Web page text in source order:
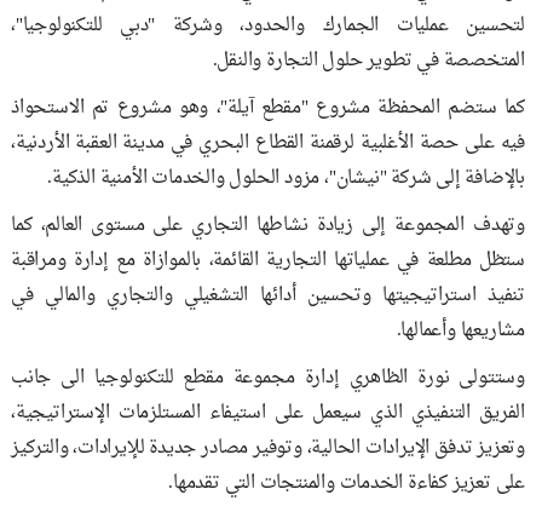
لتحسين عمليات الجمارك والحدود، وشركة "دبي للتكنولوجيا"،
المتخصصة في تطوير حلول التجارة والنقل.
كما ستضم المحفظة مشروع "مقطع آيلة"، وهو مشروع تم الاستحواذ
فيه على حصة الأغلبية لرقمنة القطاع البحري في مدينة العقبة الأردنية،
بالإضافة إلى شركة "نيشان"، مزود الحلول والخدمات الأمنية الذكية.
وتهدف المجموعة إلى زيادة نشاطها التجاري على مستوى العالم، كما
ستظل مطلعة في عملياتها التجارية القائمة، بالموازاة مع إدارة ومراقبة
تنفيذ استراتيجيتها وتحسين أدائها التشغيلي والتجاري والمالي في
مشاريعها وأعمالها.
وستتولى نورة الظاهري إدارة مجموعة مقطع للتكنولوجيا الى جانب
الفريق التنفيذي الذي سيعمل على استيفاء المستلزمات الإستراتيجية،
وتعزيز تدفق الإيرادات الحالية، وتوفير مصادر جديدة للإيرادات، والتركيز
على تعزيز كفاءة الخدمات والمنتجات التي تقدمها.